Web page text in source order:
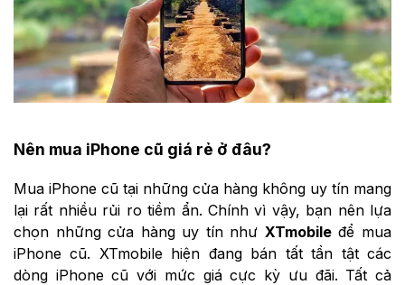
Nên mua iPhone cũ giá rẻ ở đâu?
Mua iPhone cũ tại những cửa hàng không uy tín mang
lại rất nhiều rủi ro tiềm ẩn. Chính vì vậy, bạn nên lựa
chọn những cửa hàng uy tín như XTmobileđể mua
iPhone cũ. XTmobile hiện đang bán tất tần tật các
dòng iPhone cũ với mức giá cực kỳ ưu đãi. Tất cả